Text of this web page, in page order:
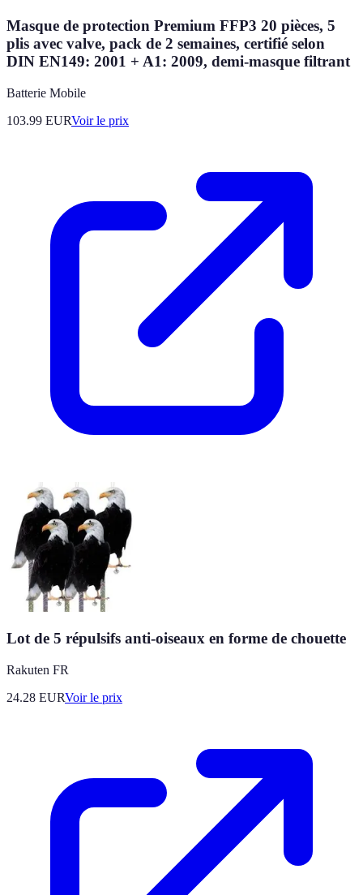
Masque de protection Premium FFP3 20 pièces, 5
plis avec valve, pack de 2 semaines, certifié selon
DIN EN149: 2001 + A1: 2009, demi-masque filtrant
Batterie Mobile
103.99 EURVoir le prix
Lot de 5 répulsifs anti-oiseaux en forme de chouette
Rakuten FR
24.28 EURVoir le prix